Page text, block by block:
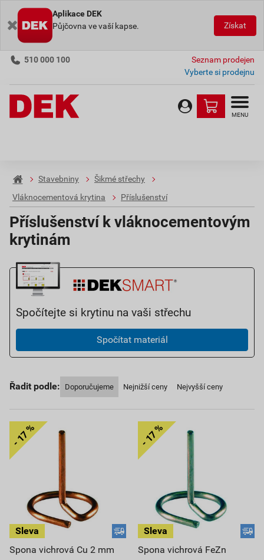
Aplikace DEK
Půjčovna ve vaší kapse.
Získat
510 000 100
Seznam prodejen
Vyberte si prodejnu
MENU
Stavebniny
Šikmé střechy
Vláknocementová krytina
Příslušenství
Příslušenství k vláknocementovým
krytinám
Spočítejte si krytinu na vaši střechu
Spočítat materiál
Řadit podle: Doporučujeme Nejnižší ceny Nejvyšší ceny
Spona vichrová Cu 2 mm Spona vichrová FeZn